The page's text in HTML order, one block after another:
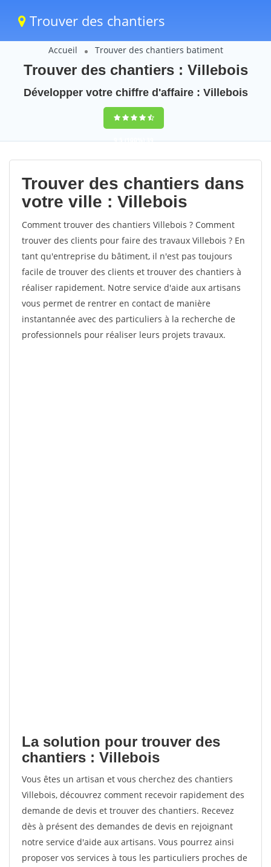
Trouver des chantiers
Accueil Trouver des chantiers batiment
Trouver des chantiers : Villebois
Développer votre chiffre d'affaire : Villebois
9,5(100%)39
votes
Trouver des chantiers dans
votre ville : Villebois
Comment trouver des chantiers Villebois ? Comment
trouver des clients pour faire des travaux Villebois ? En
tant qu'entreprise du bâtiment, il n'est pas toujours
facile de trouver des clients et trouver des chantiers à
réaliser rapidement. Notre service d'aide aux artisans
vous permet de rentrer en contact de manière
instantannée avec des particuliers à la recherche de
professionnels pour réaliser leurs projets travaux.
La solution pour trouver des
chantiers : Villebois
Vous êtes un artisan et vous cherchez des chantiers
Villebois, découvrez comment recevoir rapidement des
demande de devis et trouver des chantiers. Recevez
dès à présent des demandes de devis en rejoignant
notre service d'aide aux artisans. Vous pourrez ainsi
proposer vos services à tous les particuliers proches de